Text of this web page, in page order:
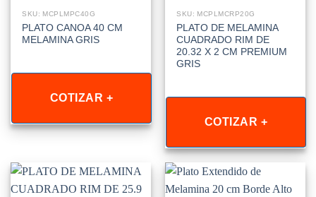
SKU: MCPLMPC40G
PLATO CANOA 40 CM
MELAMINA GRIS
COTIZAR +
SKU: MCPLMCRP20G
PLATO DE MELAMINA
CUADRADO RIM DE
20.32 X 2 CM PREMIUM
GRIS
COTIZAR +